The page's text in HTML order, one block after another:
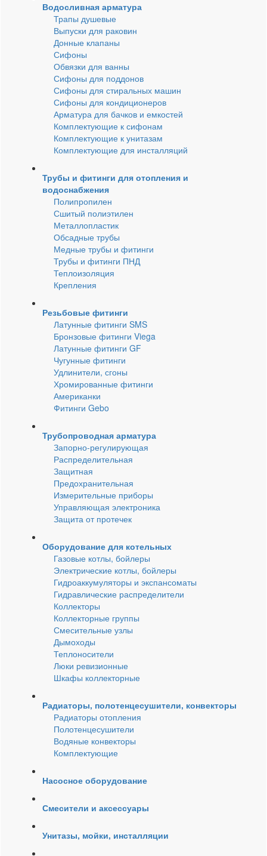
Водосливная арматура
Трапы душевые
Выпуски для раковин
Донные клапаны
Сифоны
Обвязки для ванны
Сифоны для поддонов
Сифоны для стиральных машин
Сифоны для кондиционеров
Арматура для бачков и емкостей
Комплектующие к сифонам
Комплектующие к унитазам
Комплектующие для инсталляций
Трубы и фитинги для отопления и
водоснабжения
Полипропилен
Сшитый полиэтилен
Металлопластик
Обсадные трубы
Медные трубы и фитинги
Трубы и фитинги ПНД
Теплоизоляция
Крепления
Резьбовые фитинги
Латунные фитинги SMS
Бронзовые фитинги Viega
Латунные фитинги GF
Чугунные фитинги
Удлинители, сгоны
Хромированные фитинги
Американки
Фитинги Gebo
Трубопроводная арматура
Запорно-регулирующая
Распределительная
Защитная
Предохранительная
Измерительные приборы
Управляющая электроника
Защита от протечек
Оборудование для котельных
Газовые котлы, бойлеры
Электрические котлы, бойлеры
Гидроаккумуляторы и экспансоматы
Гидравлические распределители
Коллекторы
Коллекторные группы
Смесительные узлы
Дымоходы
Теплоносители
Люки ревизионные
Шкафы коллекторные
Радиаторы, полотенцесушители, конвекторы
Радиаторы отопления
Полотенцесушители
Водяные конвекторы
Комплектующие
Насосное оборудование
Смесители и аксессуары
Унитазы, мойки, инсталляции